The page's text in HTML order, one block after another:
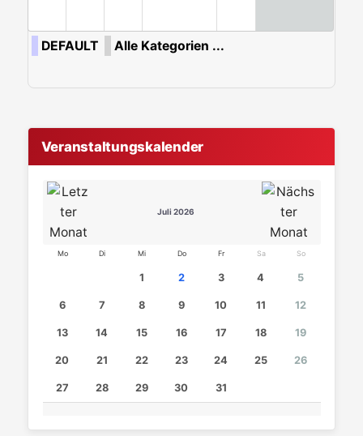
DEFAULT Alle Kategorien ...
Veranstaltungskalender
Juli 2026
Mo Di Mi Do Fr Sa So
1 2 3 4 5
6 7 8 9 10 11 12
13 14 15 16 17 18 19
20 21 22 23 24 25 26
27 28 29 30 31